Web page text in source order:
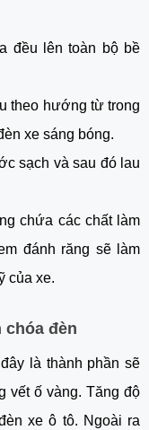
đều lên toàn bộ bề
theo hướng từ trong
xe sáng bóng.
sạch và sau đó lau
chứa các chất làm
đánh răng sẽ làm
của xe.
chóa đèn
là thành phần sẽ
vết ố vàng. Tăng độ
xe ô tô. Ngoài ra